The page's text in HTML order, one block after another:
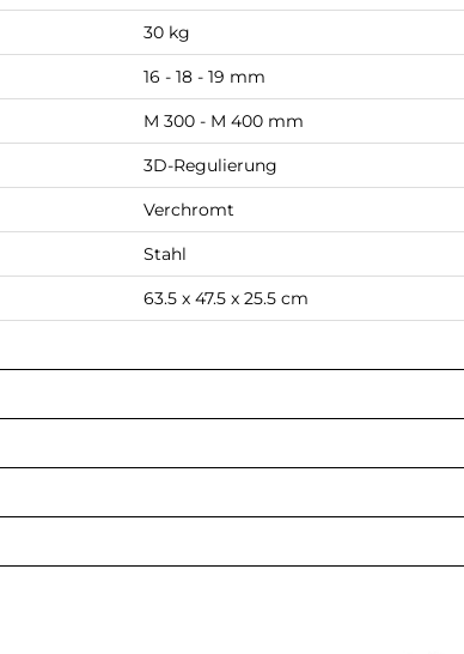
30 kg
16 - 18 - 19 mm
M 300 - M 400 mm
3D-Regulierung
Verchromt
Stahl
63.5 x 47.5 x 25.5 cm